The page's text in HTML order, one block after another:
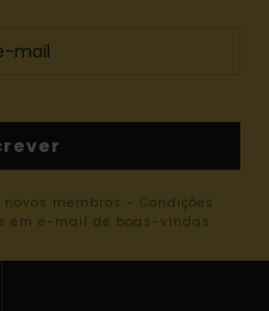
membros - Condições
em e-mail de boas-vindas